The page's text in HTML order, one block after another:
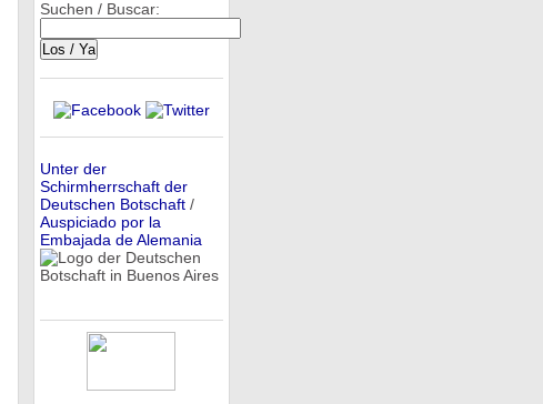
Suchen / Buscar:
Unter der
Schirmherrschaft der
Deutschen Botschaft/
Auspiciado por la
Embajada de Alemania